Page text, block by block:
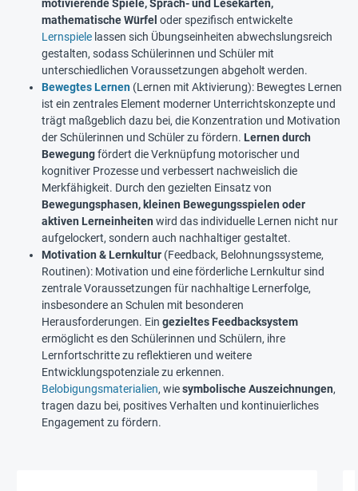
motivierende Spiele, Sprach- und Lesekarten,
mathematische Würfel oder spezifisch entwickelte
Lernspiele lassen sich Übungseinheiten abwechslungsreich
gestalten, sodass Schülerinnen und Schüler mit
unterschiedlichen Voraussetzungen abgeholt werden.
Bewegtes Lernen (Lernen mit Aktivierung): Bewegtes Lernen
ist ein zentrales Element moderner Unterrichtskonzepte und
trägt maßgeblich dazu bei, die Konzentration und Motivation
der Schülerinnen und Schüler zu fördern. Lernen durch
Bewegungfördert die Verknüpfung motorischer und
kognitiver Prozesse und verbessert nachweislich die
Merkfähigkeit. Durch den gezielten Einsatz von
Bewegungsphasen, kleinen Bewegungsspielen oder
aktiven Lerneinheiten wird das individuelle Lernen nicht nur
aufgelockert, sondern auch nachhaltiger gestaltet.
Motivation & Lernkultur (Feedback, Belohnungssysteme,
Routinen): Motivation und eine förderliche Lernkultur sind
zentrale Voraussetzungen für nachhaltige Lernerfolge,
insbesondere an Schulen mit besonderen
Herausforderungen. Ein gezieltes Feedbacksystem
ermöglicht es den Schülerinnen und Schülern, ihre
Lernfortschritte zu reflektieren und weitere
Entwicklungspotenziale zu erkennen.
Belobigungsmaterialien, wiesymbolische Auszeichnungen,
tragen dazu bei, positives Verhalten und kontinuierliches
Engagement zu fördern.